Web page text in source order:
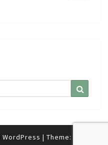
WordPress | Theme: